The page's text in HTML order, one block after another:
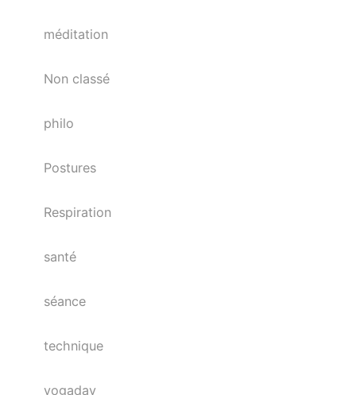
méditation
Non classé
philo
Postures
Respiration
santé
séance
technique
yogaday